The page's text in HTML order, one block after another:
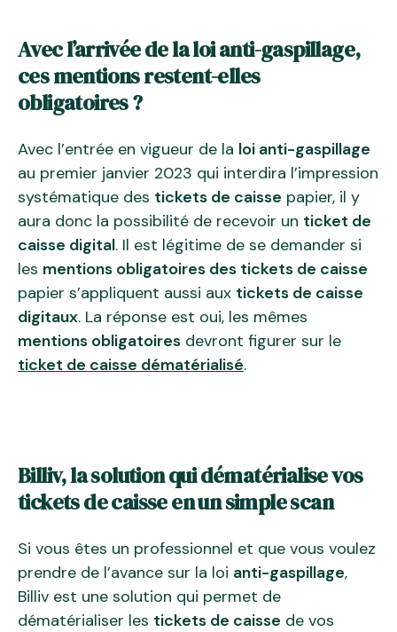
Avec l’arrivée de la loi anti-gaspillage,
ces mentions restent-elles
obligatoires ?
Avec l’entrée en vigueur de la loi anti-gaspillage
au premier janvier 2023 qui interdira l’impression
systématique des tickets de caisse papier, il y
aura donc la possibilité de recevoir un ticket de
caisse digital. Il est légitime de se demander si
les mentions obligatoires des tickets de caisse
papier s’appliquent aussi aux tickets de caisse
digitaux. La réponse est oui, les mêmes
mentions obligatoires devront figurer sur le
ticket de caisse dématérialisé.
Billiv, la solution qui dématérialise vos
tickets de caisse en un simple scan
Si vous êtes un professionnel et que vous voulez
prendre de l’avance sur la loi anti-gaspillage,
Billiv est une solution qui permet de
dématérialiser les tickets de caisse de vos